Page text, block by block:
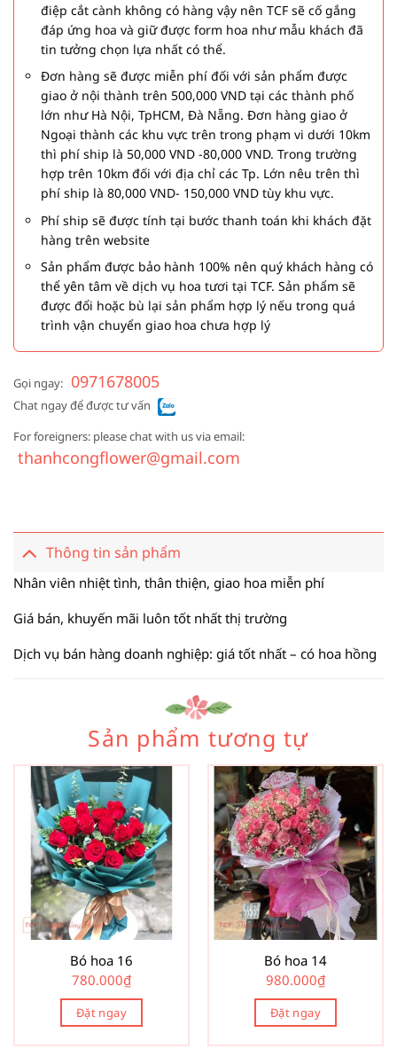
điệp cắt cành không có hàng vậy nên TCF sẽ cố gắng
đáp ứng hoa và giữ được form hoa như mẫu khách đã
tin tưởng chọn lựa nhất có thể.
Đơn hàng sẽ được miễn phí đối với sản phẩm được
giao ở nội thành trên 500,000 VND tại các thành phố
lớn như Hà Nội, TpHCM, Đà Nẵng. Đơn hàng giao ở
Ngoại thành các khu vực trên trong phạm vi dưới 10km
thì phí ship là 50,000 VND -80,000 VND. Trong trường
hợp trên 10km đối với địa chỉ các Tp. Lớn nêu trên thì
phí ship là 80,000 VND- 150,000 VND tùy khu vực.
Phí ship sẽ được tính tại bước thanh toán khi khách đặt
hàng trên website
Sản phẩm được bảo hành 100% nên quý khách hàng có
thể yên tâm về dịch vụ hoa tươi tại TCF. Sản phẩm sẽ
được đổi hoặc bù lại sản phẩm hợp lý nếu trong quá
trình vận chuyển giao hoa chưa hợp lý
Gọi ngay: 0971678005
Chat ngay để được tư vấn
For foreigners: please chat with us via email:
thanhcongflower@gmail.com
Thông tin sản phẩm
Nhân viên nhiệt tình, thân thiện, giao hoa miễn phí
Giá bán, khuyến mãi luôn tốt nhất thị trường
Dịch vụ bán hàng doanh nghiệp: giá tốt nhất – có hoa hồng
Sản phẩm tương tự
Bó hoa 16
780.000₫
Đặt ngay
Bó hoa 14
980.000₫
Đặt ngay